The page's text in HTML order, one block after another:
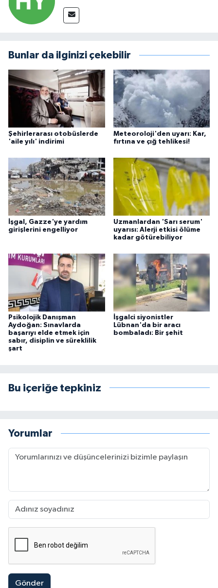
Bunlar da ilginizi çekebilir
Şehirlerarası otobüslerde
'aile yılı' indirimi
Meteoroloji'den uyarı: Kar,
fırtına ve çığ tehlikesi!
İşgal, Gazze'ye yardım
girişlerini engelliyor
Uzmanlardan 'Sarı serum'
uyarısı: Alerji etkisi ölüme
kadar götürebiliyor
Psikolojik Danışman
Aydoğan: Sınavlarda
başarıyı elde etmek için
sabır, disiplin ve süreklilik
şart
İşgalci siyonistler
Lübnan'da bir aracı
bombaladı: Bir şehit
Bu içeriğe tepkiniz
Yorumlar
Gönder